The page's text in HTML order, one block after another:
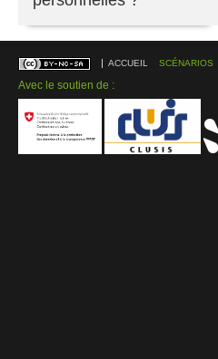
ACCUEIL SCÉNARIOS
Avec le soutien de :